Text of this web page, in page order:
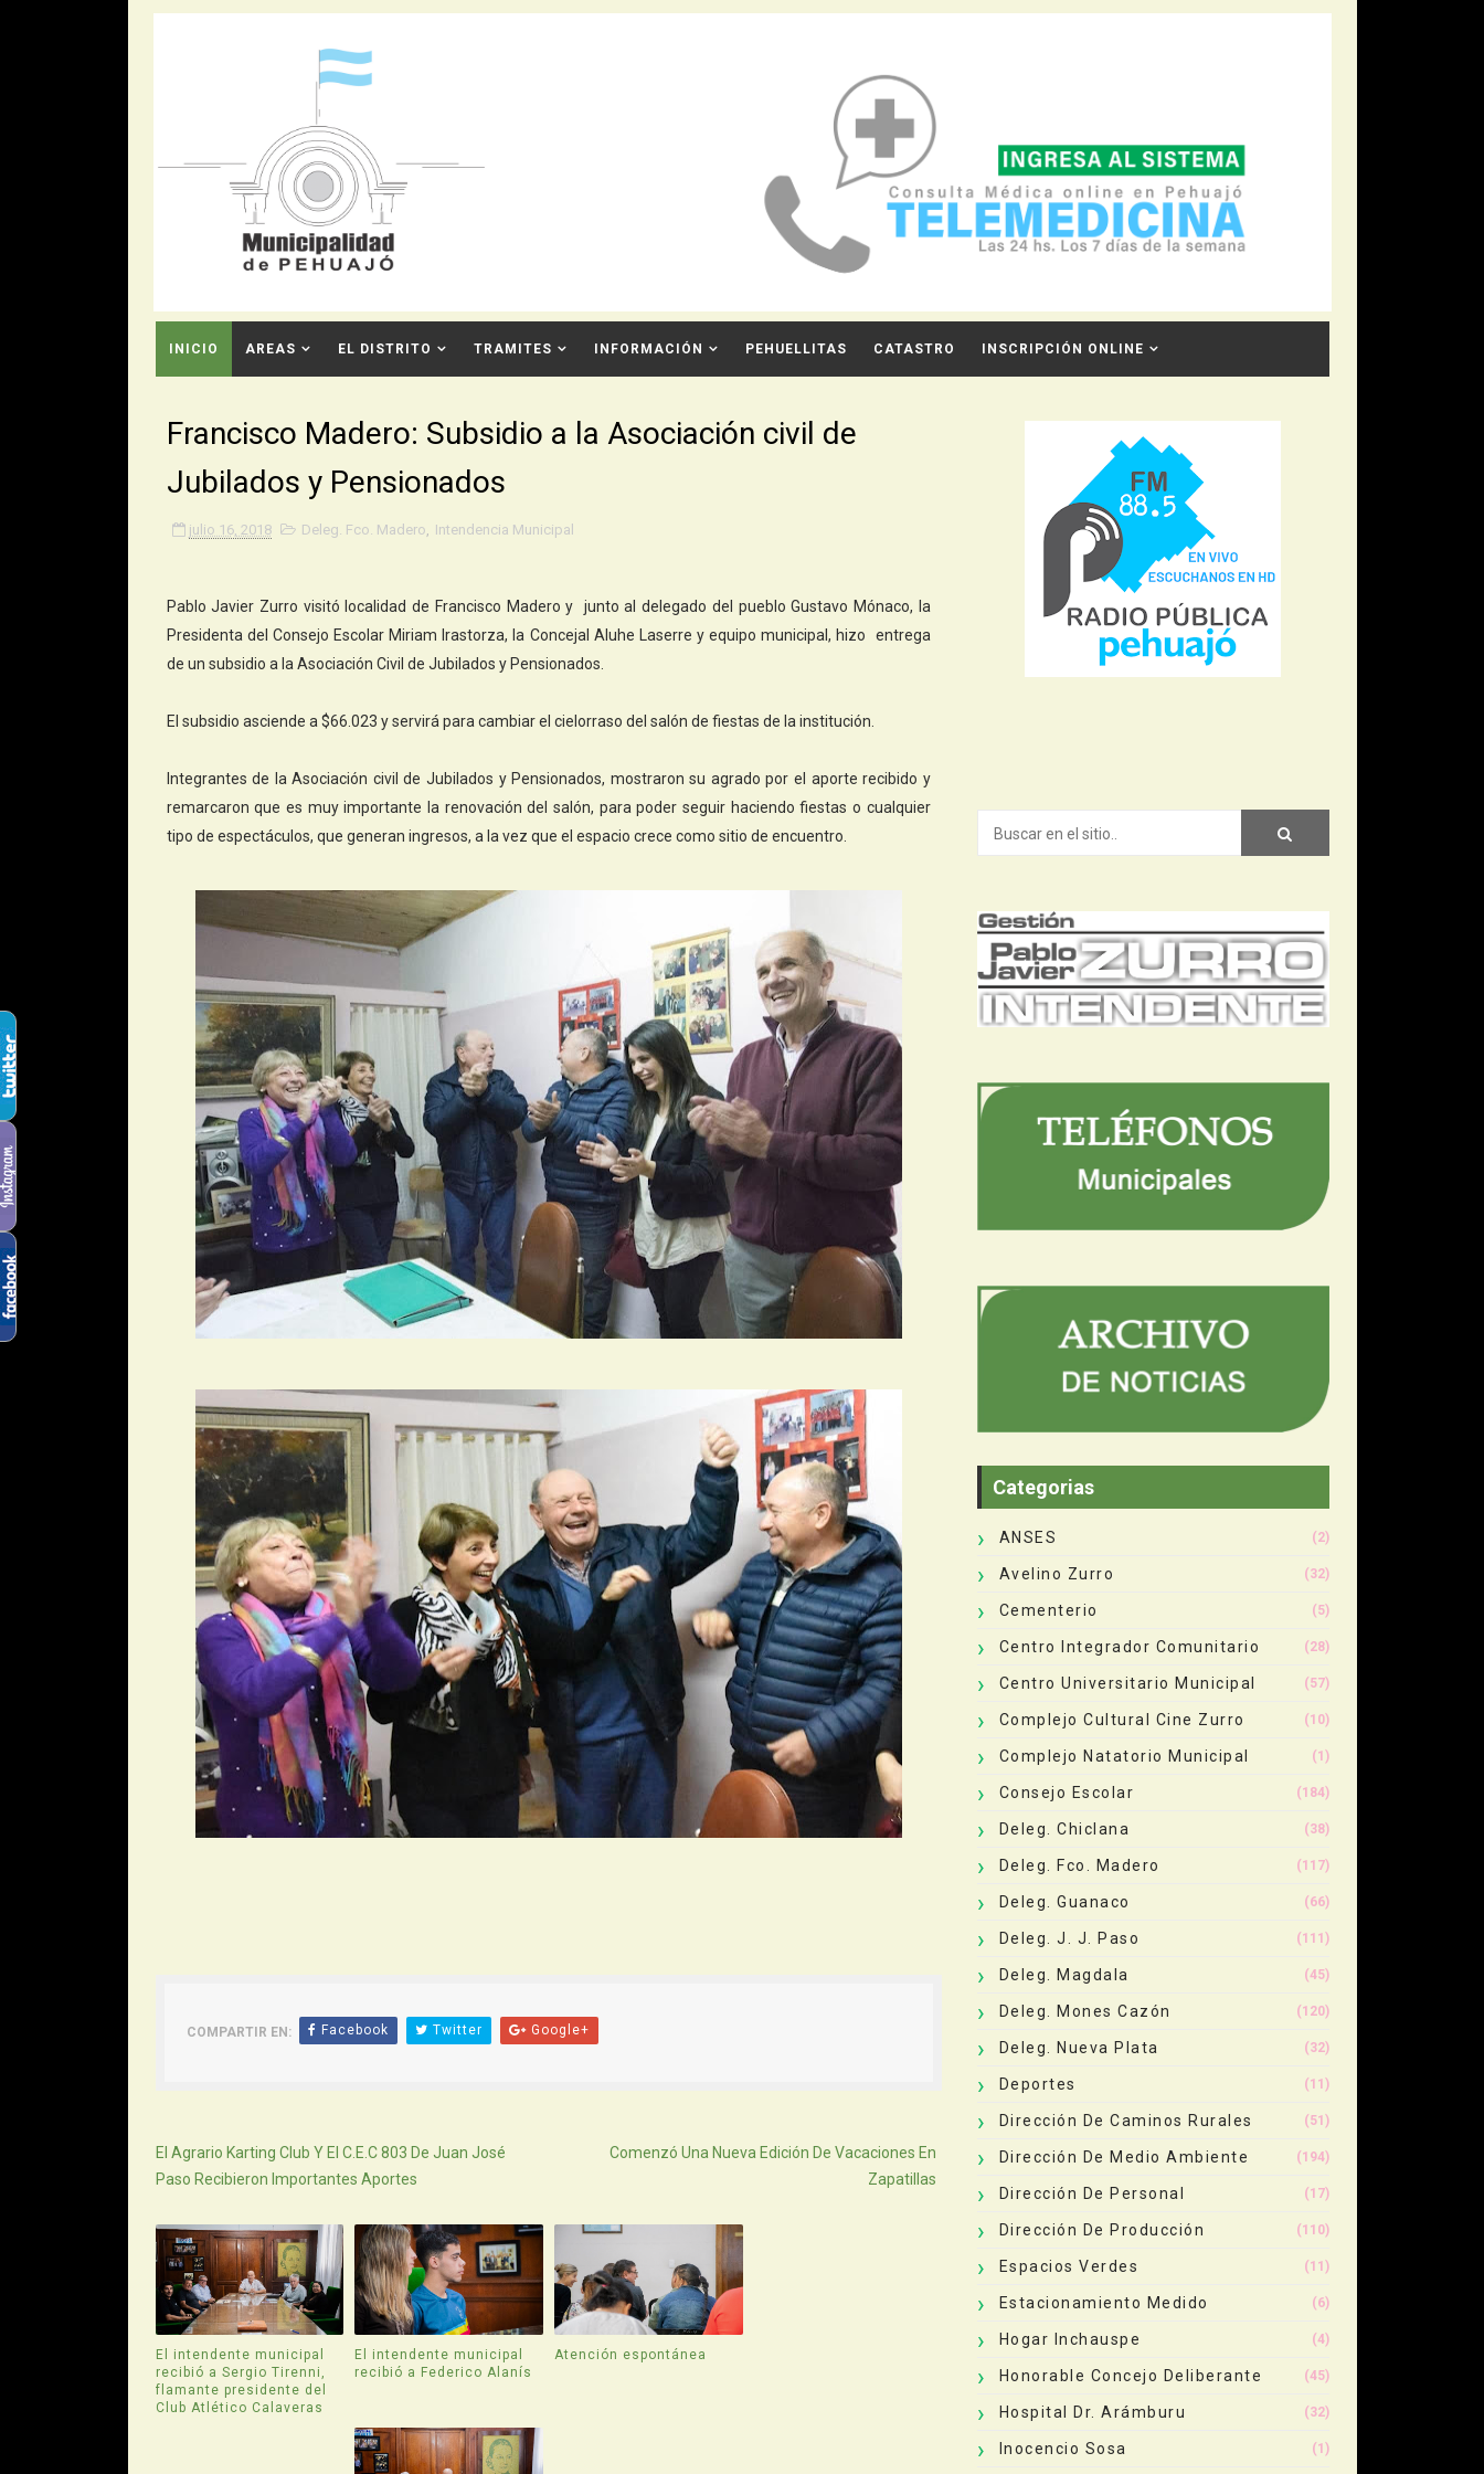
INICIO AREAS EL DISTRITO TRAMITES INFORMACIÓN PEHUELLITAS CATASTRO INSCRIPCIÓN ONLINE
Francisco Madero: Subsidio a la Asociación civil de
Jubilados y Pensionados
julio 16, 2018 Deleg. Fco. Madero, Intendencia Municipal
Pablo Javier Zurro visitó localidad de Francisco Madero y junto al delegado del pueblo Gustavo Mónaco, la
Presidenta del Consejo Escolar Miriam Irastorza, la Concejal Aluhe Laserre y equipo municipal, hizo entrega
de un subsidio a la Asociación Civil de Jubilados y Pensionados.
El subsidio asciende a $66.023 y servirá para cambiar el cielorraso del salón de fiestas de la institución.
Integrantes de la Asociación civil de Jubilados y Pensionados, mostraron su agrado por el aporte recibido y
remarcaron que es muy importante la renovación del salón, para poder seguir haciendo fiestas o cualquier
tipo de espectáculos, que generan ingresos, a la vez que el espacio crece como sitio de encuentro.
COMPARTIR EN: Facebook Twitter Google+
El Agrario Karting Club Y El C.E.C 803 De Juan José
Paso Recibieron Importantes Aportes
Comenzó Una Nueva Edición De Vacaciones En
Zapatillas
El intendente municipal
recibió a Sergio Tirenni,
flamante presidente del
Club Atlético Calaveras
El intendente municipal
recibió a Federico Alanís
Atención espontánea
Categorias
ANSES (2)
Avelino Zurro (32)
Cementerio (5)
Centro Integrador Comunitario (28)
Centro Universitario Municipal (57)
Complejo Cultural Cine Zurro (10)
Complejo Natatorio Municipal (1)
Consejo Escolar (184)
Deleg. Chiclana (38)
Deleg. Fco. Madero (117)
Deleg. Guanaco (66)
Deleg. J. J. Paso (111)
Deleg. Magdala (45)
Deleg. Mones Cazón (120)
Deleg. Nueva Plata (32)
Deportes (11)
Dirección De Caminos Rurales (51)
Dirección De Medio Ambiente (194)
Dirección De Personal (17)
Dirección De Producción (110)
Espacios Verdes (11)
Estacionamiento Medido (6)
Hogar Inchauspe (4)
Honorable Concejo Deliberante (45)
Hospital Dr. Arámburu (32)
Inocencio Sosa (1)